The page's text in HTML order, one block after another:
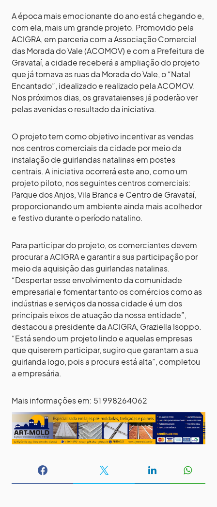
A época mais emocionante do ano está chegando e,
com ela, mais um grande projeto. Promovido pela
ACIGRA, em parceria com a Associação Comercial
das Morada do Vale (ACOMOV) e com a Prefeitura de
Gravataí, a cidade receberá a ampliação do projeto
que já tomava as ruas da Morada do Vale, o “Natal
Encantado”, idealizado e realizado pela ACOMOV.
Nos próximos dias, os gravataienses já poderão ver
pelas avenidas o resultado da iniciativa.
O projeto tem como objetivo incentivar as vendas
nos centros comerciais da cidade por meio da
instalação de guirlandas natalinas em postes
centrais. A iniciativa ocorrerá este ano, como um
projeto piloto, nos seguintes centros comerciais:
Parque dos Anjos, Vila Branca e Centro de Gravataí,
proporcionando um ambiente ainda mais acolhedor
e festivo durante o período natalino.
Para participar do projeto, os comerciantes devem
procurar a ACIGRA e garantir a sua participação por
meio da aquisição das guirlandas natalinas.
“Despertar esse envolvimento da comunidade
empresarial e fomentar tanto os comércios como as
indústrias e serviços da nossa cidade é um dos
principais eixos de atuação da nossa entidade”,
destacou a presidente da ACIGRA, Graziella Isoppo.
“Está sendo um projeto lindo e aquelas empresas
que quiserem participar, sugiro que garantam a sua
guirlanda logo, pois a procura está alta”, completou
a empresária.
Mais informações em: 51 998264062